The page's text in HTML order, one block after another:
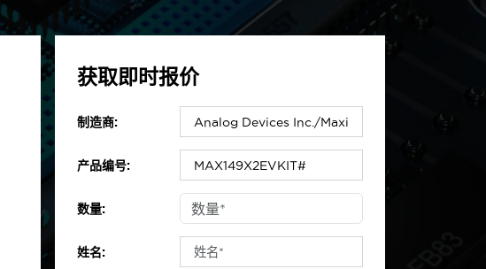
获取即时报价
制造商:
产品编号:
数量:
姓名: